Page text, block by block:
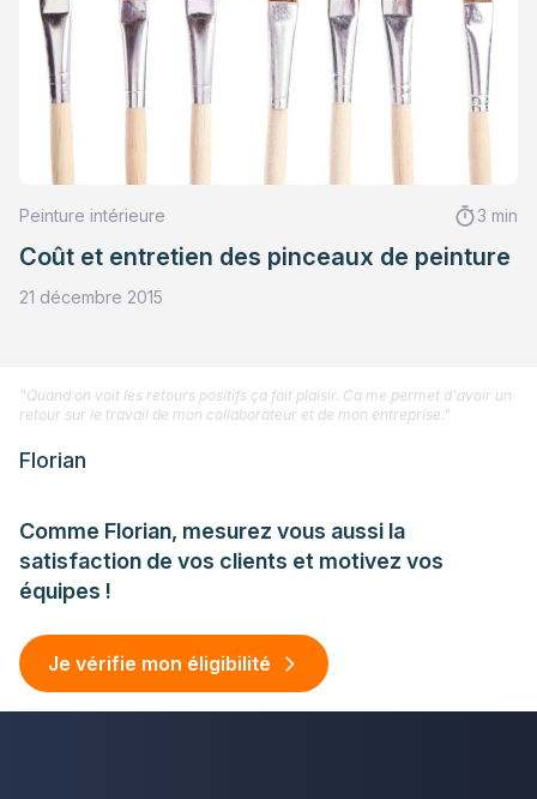
Peinture intérieure 3 min
Coût et entretien des pinceaux de peinture
21 décembre 2015
Comme Florian, mesurez vous aussi la
satisfaction de vos clients et motivez vos
équipes !
Je vérifie mon éligibilité
"Quand on voit les retours positifs ça fait plaisir. Ca me permet d'avoir un
retour sur le travail de mon collaborateur et de mon entreprise."
Florian